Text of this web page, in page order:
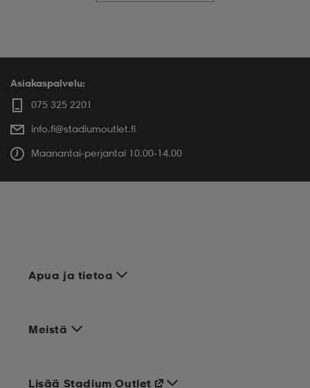
Asiakaspalvelu:
075 325 2201
info.fi@stadiumoutlet.fi
Maanantai-perjantai 10.00-14.00
Apua ja tietoa
Meistä
Lisää Stadium Outlet